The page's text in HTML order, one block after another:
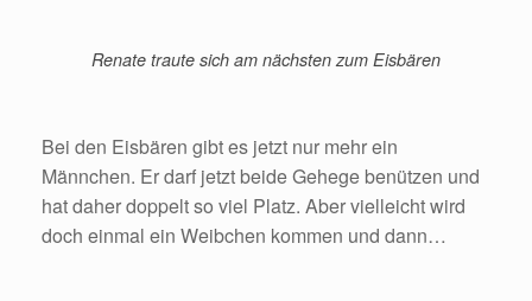
Renate traute sich am nächsten zum Eisbären
Bei den Eisbären gibt es jetzt nur mehr ein
Männchen. Er darf jetzt beide Gehege benützen und
hat daher doppelt so viel Platz. Aber vielleicht wird
doch einmal ein Weibchen kommen und dann…